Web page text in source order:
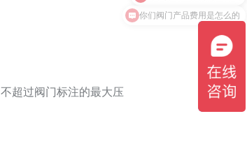
超过阀门标注的最大压